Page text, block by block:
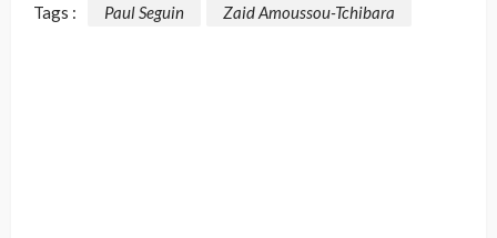
Tags : Paul Seguin Zaid Amoussou-Tchibara